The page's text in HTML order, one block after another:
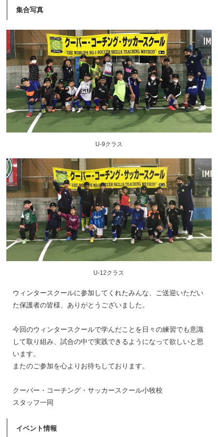
集合写真
U-9クラス
U-12クラス
ウィンタースクールに参加してくれたみんな、ご送迎いただい
た保護者の皆様、ありがとうございました。
今回のウィンタースクールで学んだことを日々の練習でも意識
して取り組み、試合の中で実践できるようになって欲しいと思
います。
またのご参加を心よりお待ちしております。
クーバー・コーチング・サッカースクール小牧校
スタッフ一同
イベント情報